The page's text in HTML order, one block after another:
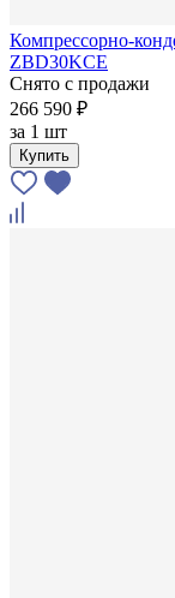
Компрессорно-
ZBD30KСE
Снято с продажи
266 590 ₽
за 1 шт
Купить